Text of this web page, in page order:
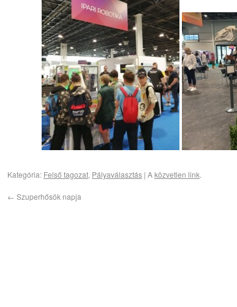
Kategória: Felső tagozat, Pályaválasztás | Aközvetlen link.
← Szuperhősök napja